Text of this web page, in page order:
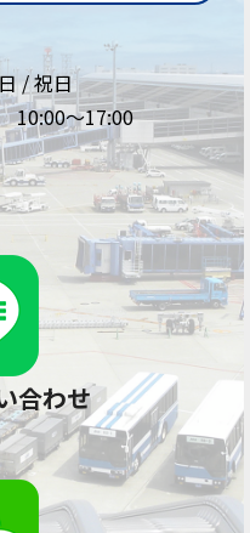
/ 祝日
10:00～17:00
合わせ